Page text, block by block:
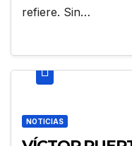
refiere. Sin…
NOTICIAS